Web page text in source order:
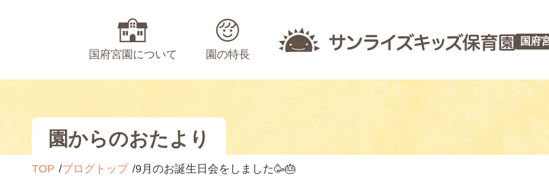
国府宮園について 園の特長
国府
園からのおたより
TOP ブログトップ 9月のお誕生日会をしました🥳🎂